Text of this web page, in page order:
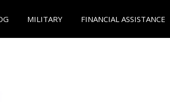
MILITARY FINANCIAL ASSISTANCE